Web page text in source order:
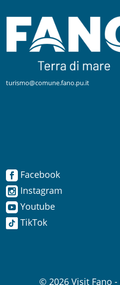
Instagram
Youtube
turismo@comune.fano.pu.it
Facebook
Instagram
Youtube
TikTok
© 2026 Visit Fano -